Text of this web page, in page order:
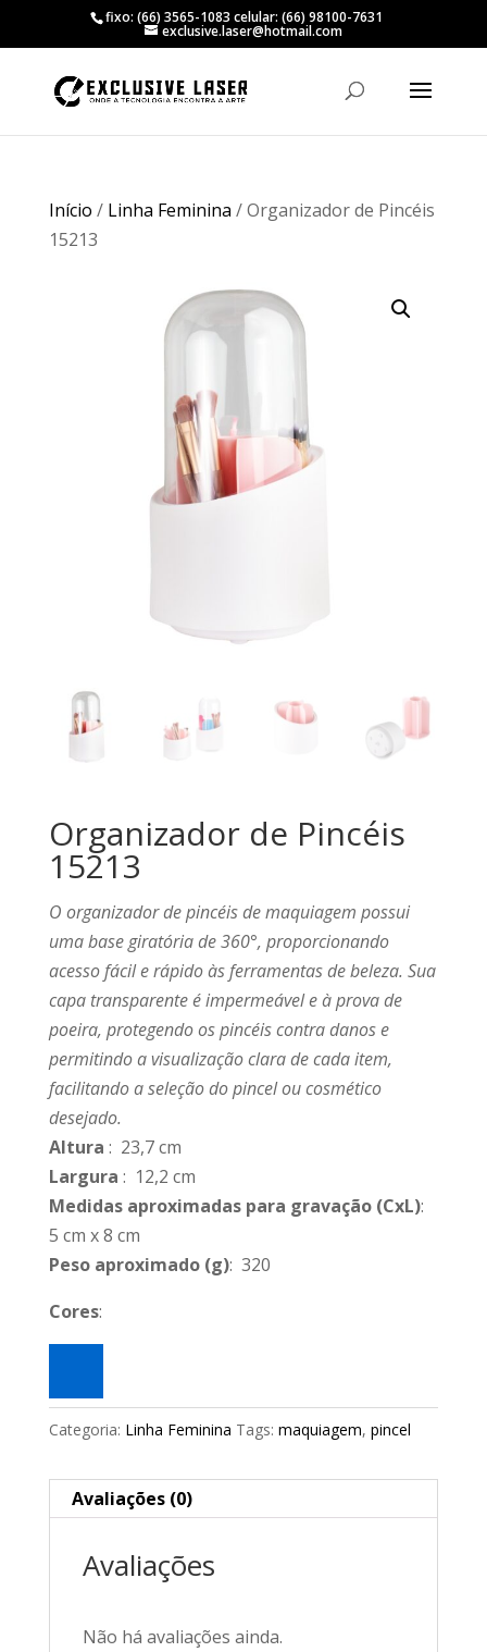
fixo: (66) 3565-1083 celular: (66) 98100-7631
exclusive.laser@hotmail.com
Início / Linha Feminina / Organizador de Pincéis
15213
Organizador de Pincéis
15213
O organizador de pincéis de maquiagem possui
uma base giratória de 360°, proporcionando
acesso fácil e rápido às ferramentas de beleza. Sua
capa transparente é impermeável e à prova de
poeira, protegendo os pincéis contra danos e
permitindo a visualização clara de cada item,
facilitando a seleção do pincel ou cosmético
desejado.
Altura : 23,7 cm
Largura : 12,2 cm
Medidas aproximadas para gravação(CxL):
5 cm x 8 cm
Peso aproximado(g): 320
Cores:
Categoria: Linha Feminina Tags: maquiagem, pincel
Avaliações (0)
Avaliações
Não há avaliações ainda.